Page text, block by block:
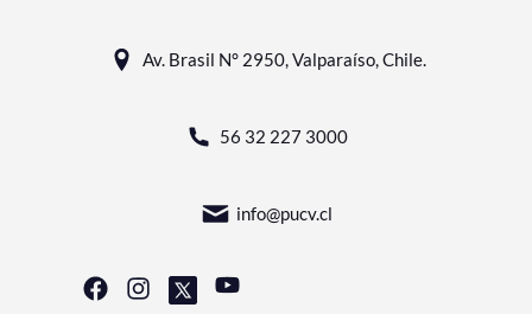
Av. Brasil N° 2950, Valparaíso, Chile.
56 32 227 3000
info@pucv.cl